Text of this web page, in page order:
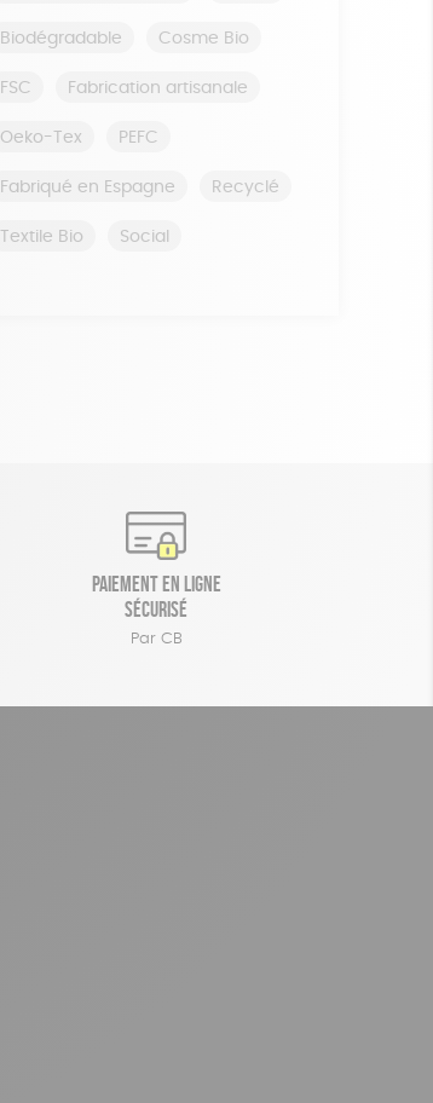
Biodégradable Cosme Bio
FSC Fabrication artisanale
Oeko-Tex PEFC
Fabriqué en Espagne Recyclé
Textile Bio Social
Paiement en ligne
sécurisé
Par CB